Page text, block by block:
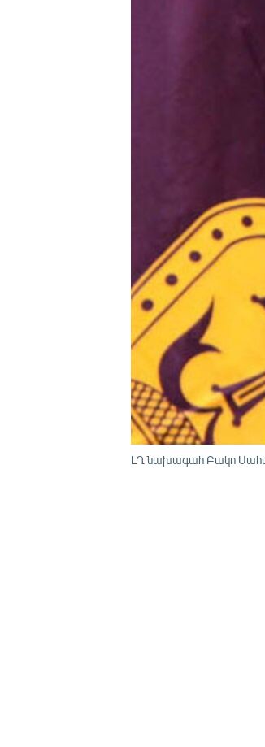
ՁԳՏԵԼՈՎ ԼԱՎԱԳՈՒՅՆԻՆ
ԼՂ նախագահ Բակո